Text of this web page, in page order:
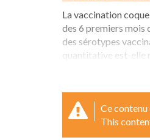
La vaccination
des 6 premiers mois
des sérotypes
quantitative est-elle
Ce
This